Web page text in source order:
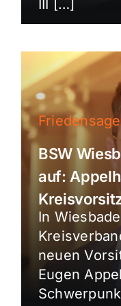
III […]
BSW
auf:
In
neuen
Eugen